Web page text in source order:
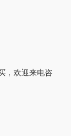
，欢迎来电咨